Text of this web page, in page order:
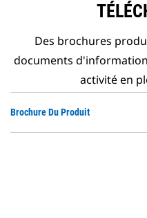
Des brochures
documents
activité en
Brochure Du Produit